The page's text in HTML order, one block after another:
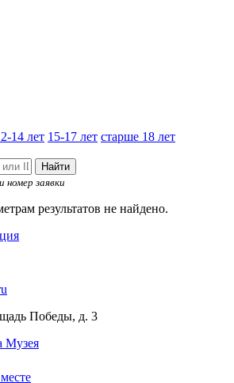
14 лет 15-17 лет старше 18 лет
Найти
номер заявки
результатов не найдено.
Победы, д. 3
Музея